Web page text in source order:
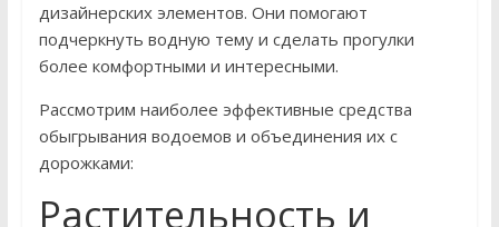
дизайнерских элементов. Они помогают
подчеркнуть водную тему и сделать прогулки
более комфортными и интересными.
Рассмотрим наиболее эффективные средства
обыгрывания водоемов и объединения их с
дорожками:
Растительность и